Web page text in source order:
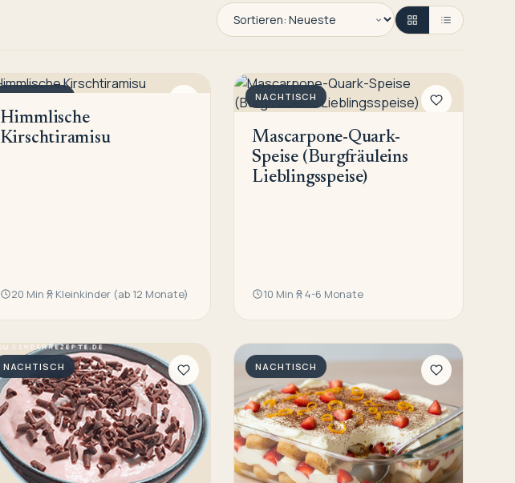
NACHTISCH
Himmlische
Kirschtiramisu
20 Min Kleinkinder (ab 12 Monate)
NACHTISCH
Mascarpone-Quark-
Speise (Burgfräuleins
Lieblingsspeise)
10 Min 4-6 Monate
NACHTISCH NACHTISCH